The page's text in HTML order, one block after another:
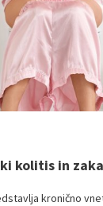
kolitis in
kronično